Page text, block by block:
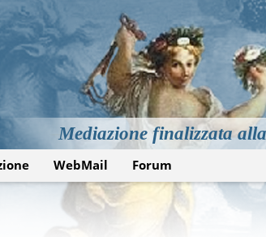
Mediazione finalizzata
WebMail Forum